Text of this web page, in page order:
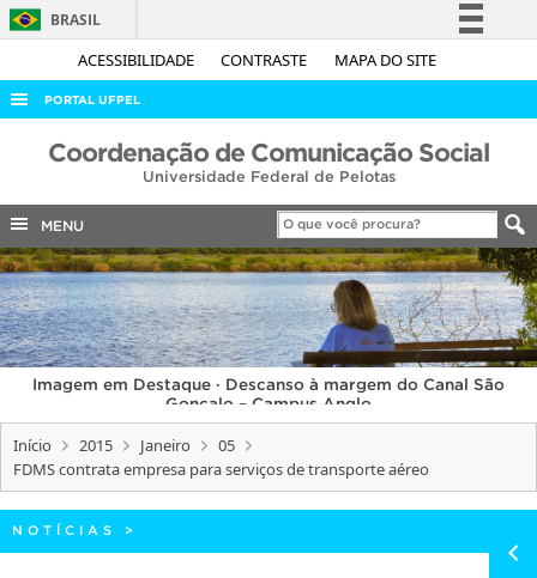
ACESSIBILIDADE CONTRASTE MAPA DO SITE
BRASIL
Simplifique!
Acesso à informação
Legislação
Canais
PORTAL UFPEL
ACESSO À INFORMAÇÃO
COBALTO
CONCURSOS
EDITAIS
INTERNACIONAL
OUVIDORIA
PORTARIAS
TELEFONES
Coordenação de Comunicação Social
Universidade Federal de Pelotas
MENU
Imagem em Destaque · Descanso à margem do Canal São
Gonçalo – Campus Anglo
Início 2015 Janeiro
05
FDMS contrata empresa para serviços de transporte aéreo
NOTÍCIAS >